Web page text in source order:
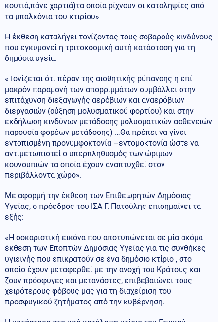
κουτιά,πάνε χαρτιά)τα οποία ρίχνουν οι καταληψίες από
τα μπαλκόνια του κτιρίου»
Η έκθεση καταλήγει τονίζοντας τους σοβαρούς κινδύνους
που εγκυμονεί η τριτοκοσμική αυτή κατάσταση για τη
δημόσια υγεία:
«Τονίζεται ότι πέραν της αισθητικής ρύπανσης η επί
μακρόν παραμονή των απορριμμάτων συμβάλλει στην
επιτάχυνση διεξαγωγής αερόβιων και αναερόβιων
διεργασιών (αύξηση μολυσματικού φορτίου) και στην
εκδήλωση κινδύνων μετάδοσης μολυσματικών ασθενειών
παρουσία φορέων μετάδοσης) …Θα πρέπει να γίνει
εντοπισμένη προνυμφοκτονία –εντομοκτονία ώστε να
αντιμετωπιστεί ο υπερπληθυσμός των ώριμων
κουνουπιών τα οποία έχουν αναπτυχθεί στον
περιβάλλοντα χώρο».
Με αφορμή την έκθεση των Επιθεωρητών Δημόσιας
Υγείας, ο πρόεδρος του ΙΣΑ Γ. Πατούλης επισημαίνει τα
εξής:
«Η σοκαριστική εικόνα που αποτυπώνεται σε μία ακόμα
έκθεση των Εποπτών Δημόσιας Υγείας για τις συνθήκες
υγιεινής που επικρατούν σε ένα δημόσιο κτίριο , στο
οποίο έχουν μεταφερθεί με την ανοχή του Κράτους και
ζουν πρόσφυγες και μετανάστες, επιβεβαιώνει τους
χειρότερους φόβους μας για τη διαχείριση του
προσφυγικού ζητήματος από την κυβέρνηση.